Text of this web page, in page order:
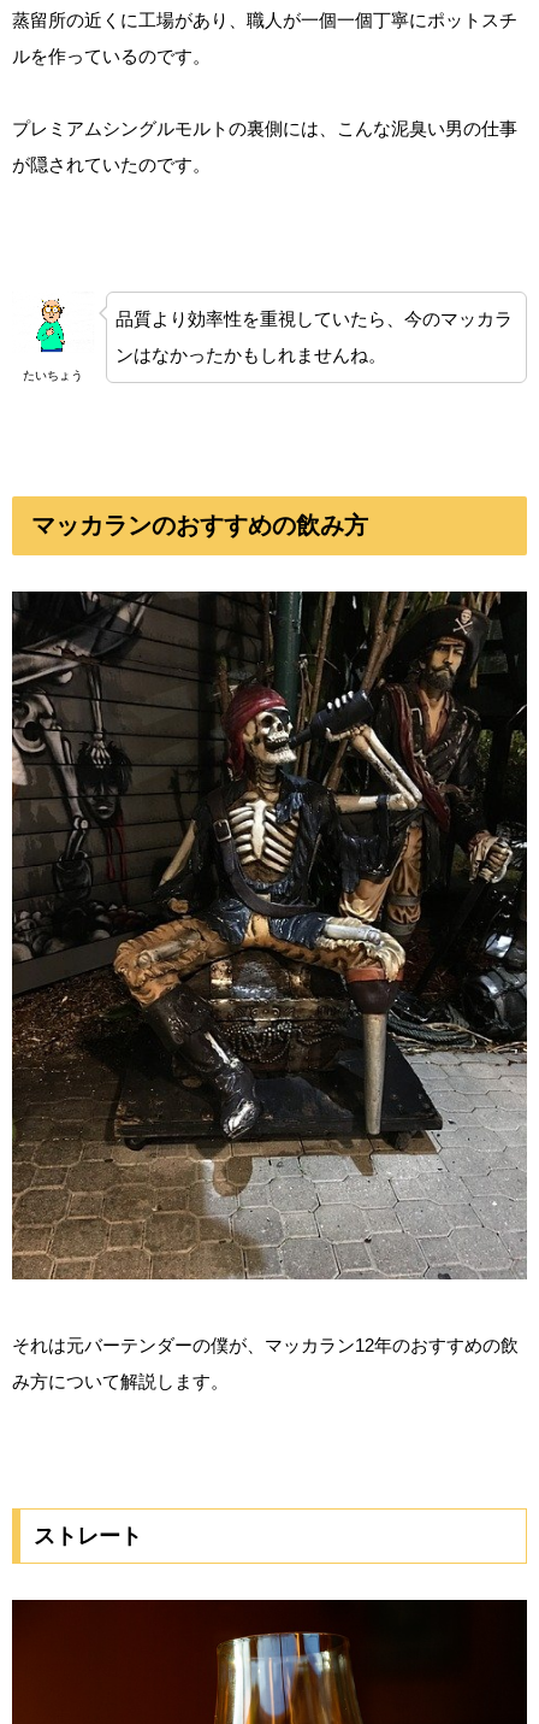
蒸留所の近くに工場があり、職人が一個一個丁寧にポットスチ
ルを作っているのです。
プレミアムシングルモルトの裏側には、こんな泥臭い男の仕事
が隠されていたのです。
たいちょう
品質より効率性を重視していたら、今のマッカラ
ンはなかったかもしれませんね。
マッカランのおすすめの飲み方
それは元バーテンダーの僕が、マッカラン12年のおすすめの飲
み方について解説します。
ストレート